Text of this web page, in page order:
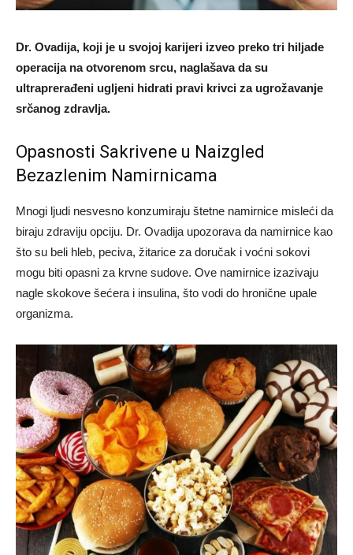
Dr. Ovadija, koji je u svojoj karijeri izveo preko tri hiljade
operacija na otvorenom srcu, naglašava da su
ultraprerađeni ugljeni hidrati pravi krivci za ugrožavanje
srčanog zdravlja.
Opasnosti Sakrivene u Naizgled
Bezazlenim Namirnicama
Mnogi ljudi nesvesno konzumiraju štetne namirnice misleći da
biraju zdraviju opciju. Dr. Ovadija upozorava da namirnice kao
što su beli hleb, peciva, žitarice za doručak i voćni sokovi
mogu biti opasni za krvne sudove. Ove namirnice izazivaju
nagle skokove šećera i insulina, što vodi do hronične upale
organizma.